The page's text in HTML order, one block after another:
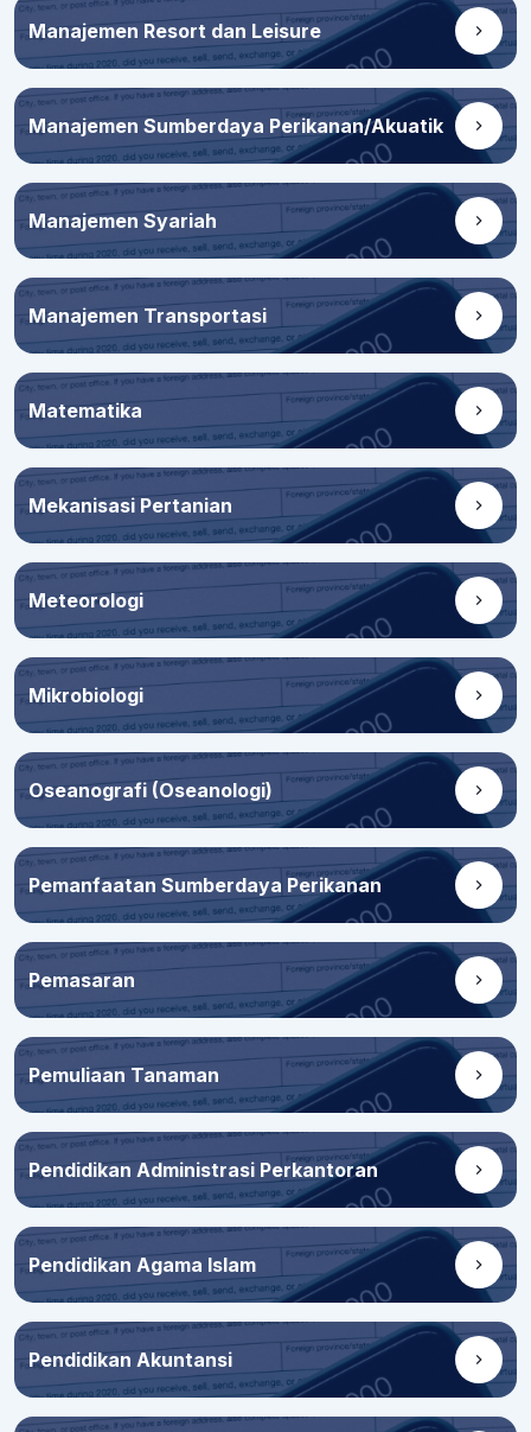
Manajemen Resort dan Leisure
Manajemen Sumberdaya Perikanan/Akuatik
Manajemen Syariah
Manajemen Transportasi
Matematika
Mekanisasi Pertanian
Meteorologi
Mikrobiologi
Oseanografi (Oseanologi)
Pemanfaatan Sumberdaya Perikanan
Pemasaran
Pemuliaan Tanaman
Pendidikan Administrasi Perkantoran
Pendidikan Agama Islam
Pendidikan Akuntansi